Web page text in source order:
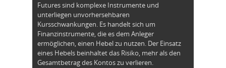
Futures sind komplexe Instrumente und
unterliegen unvorhersehbaren
Kursschwankungen. Es handelt sich um
Finanzinstrumente, die es dem Anleger
ermöglichen, einen Hebel zu nutzen. Der Einsatz
eines Hebels beinhaltet das Risiko, mehr als den
Gesamtbetrag des Kontos zu verlieren.